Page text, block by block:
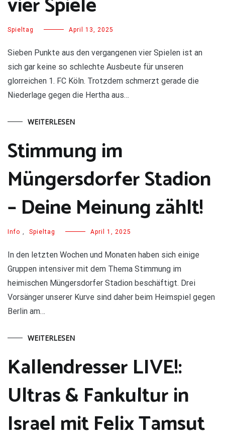
Spieltag April 13, 2025
Sieben Punkte aus den vergangenen vier Spielen ist an
sich gar keine so schlechte Ausbeute für unseren
glorreichen 1. FC Köln. Trotzdem schmerzt gerade die
Niederlage gegen die Hertha aus…
WEITERLESEN
Stimmung im
Müngersdorfer Stadion
– Deine Meinung zählt!
Info , Spieltag April 1, 2025
In den letzten Wochen und Monaten haben sich einige
Gruppen intensiver mit dem Thema Stimmung im
heimischen Müngersdorfer Stadion beschäftigt. Drei
Vorsänger unserer Kurve sind daher beim Heimspiel gegen
Berlin am…
WEITERLESEN
Kallendresser LIVE!:
Ultras & Fankultur in
Israel mit Felix Tamsut